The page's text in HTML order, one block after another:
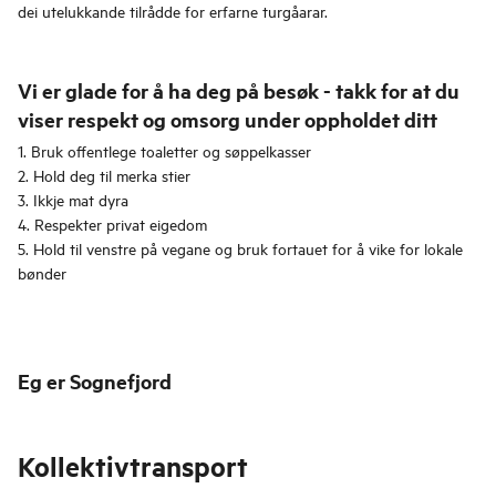
dei utelukkande tilrådde for erfarne turgåarar.
Vi er glade for å ha deg på besøk - takk for at du
viser respekt og omsorg under oppholdet ditt
1. Bruk offentlege toaletter og søppelkasser
2. Hold deg til merka stier
3. Ikkje mat dyra
4. Respekter privat eigedom
5. Hold til venstre på vegane og bruk fortauet for å vike for lokale
bønder
Eg er Sognefjord
Kollektivtransport